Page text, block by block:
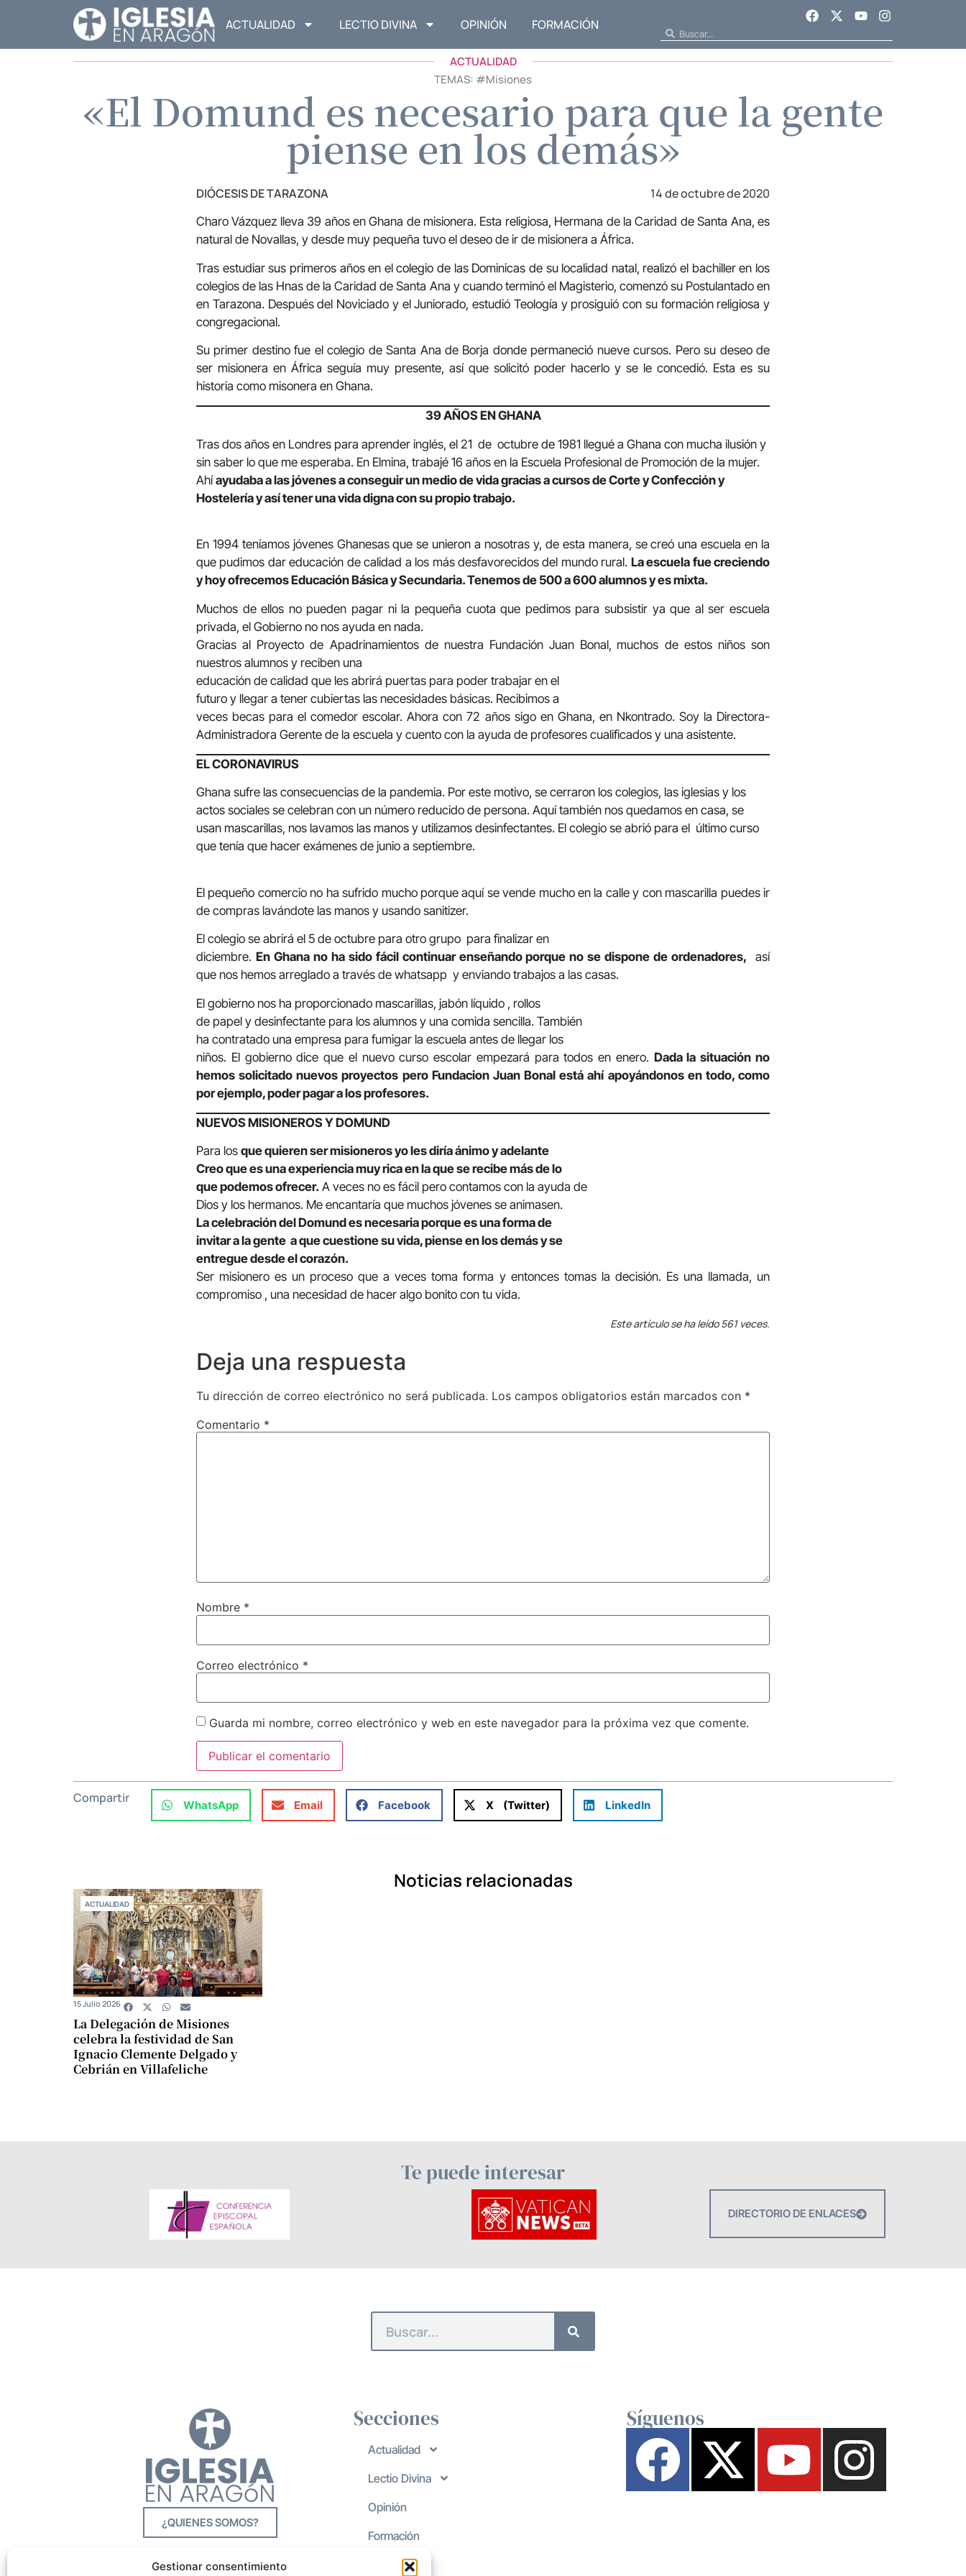
Gestionar consentimiento
ACTUALIDAD LECTIO DIVINA OPINIÓN FORMACIÓN
ACTUALIDAD
TEMAS: #Misiones
«El Domund es necesario para que la gente
piense en los demás»
DIÓCESIS DE TARAZONA 14 de octubre de 2020
Charo Vázquez lleva 39 años en Ghana de misionera. Esta religiosa, Hermana de la Caridad de Santa Ana, es
natural de Novallas, y desde muy pequeña tuvo el deseo de ir de misionera a África.
Tras estudiar sus primeros años en el colegio de las Dominicas de su localidad natal, realizó el bachiller en los
colegios de las Hnas de la Caridad de Santa Ana y cuando terminó el Magisterio, comenzó su Postulantado en
en Tarazona. Después del Noviciado y el Juniorado, estudió Teología y prosiguió con su formación religiosa y
congregacional.
Su primer destino fue el colegio de Santa Ana de Borja donde permaneció nueve cursos. Pero su deseo de
ser misionera en África seguía muy presente, así que solicitó poder hacerlo y se le concedió. Esta es su
historia como misonera en Ghana.
39 AÑOS EN GHANA
Tras dos años en Londres para aprender inglés, el 21 de octubre de 1981 llegué a Ghana con mucha ilusión y
sin saber lo que me esperaba. En Elmina, trabajé 16 años en la Escuela Profesional de Promoción de la mujer.
Ahíayudaba a las jóvenes a conseguir un medio de vida gracias a cursos de Corte y Confección y
Hostelería y así tener una vida digna con su propio trabajo.
En 1994 teníamos jóvenes Ghanesas que se unieron a nosotras y, de esta manera, se creó una escuela en la
que pudimos dar educación de calidad a los más desfavorecidos del mundo rural. La escuela fue creciendo
y hoy ofrecemos Educación Básica y Secundaria. Tenemos de 500 a 600 alumnos y es mixta.
Muchos de ellos no pueden pagar ni la pequeña cuota que pedimos para subsistir ya que al ser escuela
privada, el Gobierno no nos ayuda en nada.
Gracias al Proyecto de Apadrinamientos de nuestra Fundación Juan Bonal, muchos de estos niños son
nuestros alumnos y reciben una
educación de calidad que les abrirá puertas para poder trabajar en el
futuro y llegar a tener cubiertas las necesidades básicas. Recibimos a
veces becas para el comedor escolar. Ahora con 72 años sigo en Ghana, en Nkontrado. Soy la Directora-
Administradora Gerente de la escuela y cuento con la ayuda de profesores cualificados y una asistente.
EL CORONAVIRUS
Ghana sufre las consecuencias de la pandemia. Por este motivo, se cerraron los colegios, las iglesias y los
actos sociales se celebran con un número reducido de persona. Aquí también nos quedamos en casa, se
usan mascarillas, nos lavamos las manos y utilizamos desinfectantes. El colegio se abrió para el último curso
que tenía que hacer exámenes de junio a septiembre.
El pequeño comercio no ha sufrido mucho porque aquí se vende mucho en la calle y con mascarilla puedes ir
de compras lavándote las manos y usando sanitizer.
El colegio se abrirá el 5 de octubre para otro grupo para finalizar en
diciembre. En Ghana no ha sido fácil continuar enseñando porque no se dispone de ordenadores, así
que nos hemos arreglado a través de whatsapp y enviando trabajos a las casas.
El gobierno nos ha proporcionado mascarillas, jabón líquido , rollos
de papel y desinfectante para los alumnos y una comida sencilla. También
ha contratado una empresa para fumigar la escuela antes de llegar los
niños. El gobierno dice que el nuevo curso escolar empezará para todos en enero. Dada la situación no
hemos solicitado nuevos proyectos pero Fundacion Juan Bonal está ahí apoyándonos en todo, como
por ejemplo, poder pagar a los profesores.
NUEVOS MISIONEROS Y DOMUND
Para los que quieren ser misioneros yo les diría ánimo y adelante
Creo que es una experiencia muy rica en la que se recibe más de lo
que podemos ofrecer. A veces no es fácil pero contamos con la ayuda de
Dios y los hermanos. Me encantaría que muchos jóvenes se animasen.
La celebración del Domund es necesaria porque es una forma de
invitar a la gente a que cuestione su vida, piense en los demás y se
entregue desde el corazón.
Ser misionero es un proceso que a veces toma forma y entonces tomas la decisión. Es una llamada, un
compromiso , una necesidad de hacer algo bonito con tu vida.
Este artículo se ha leído 561 veces.
Deja una respuesta
Tu dirección de correo electrónico no será publicada. Los campos obligatorios están marcados con *
Comentario *
Nombre *
Correo electrónico *
Guarda mi nombre, correo electrónico y web en este navegador para la próxima vez que comente.
Compartir WhatsApp Email Facebook X (Twitter) LinkedIn
Noticias relacionadas
ACTUALIDAD
La Delegación de Misiones
celebra la festividad de San
Ignacio Clemente Delgado y
Cebrián en Villafeliche
15 Julio 2026
Te puede interesar
DIRECTORIO DE ENLACES
¿QUIENES SOMOS?
Secciones
Actualidad
Lectio Divina
Opinión
Formación
Síguenos